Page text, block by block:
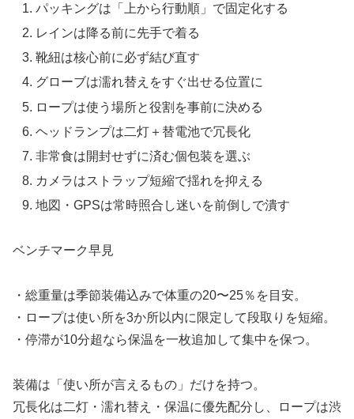
パッキングは「上から行動順」で固定化する
レインは降る前に先手で着る
靴紐は核心前に必ず結び直す
グローブは濡れ替えをすぐ出せる位置に
ロープは使う場所と役割を事前に決める
ヘッドランプは二灯＋替電池で冗長化
非常食は開封せずに済む個包装を選ぶ
カメラはストラップ短縮で揺れを抑える
地図・GPSは常時照合し迷いを前倒しで潰す
ベンチマーク早見
・総重量は季節装備込みで体重の20〜25％を目安。
・ロープは使い所を3か所以内に限定して段取りを短縮。
・停滞が10分超なら保温を一枚追加して集中を保つ。
装備は「使い所が言えるもの」だけを持つ。
冗長化は二灯・濡れ替え・保温に優先配分し、ロープは渋